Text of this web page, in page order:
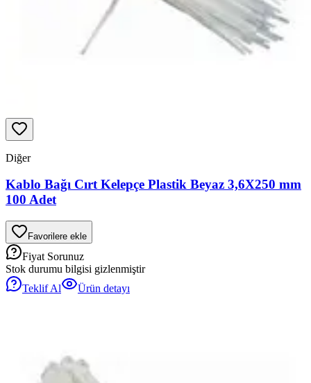
Diğer
Kablo Bağı Cırt Kelepçe Plastik Beyaz 3,6X250 mm
100 Adet
Favorilere ekle
Fiyat Sorunuz
Stok durumu bilgisi gizlenmiştir
Teklif Al
Ürün detayı